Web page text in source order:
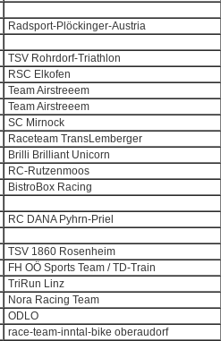
Radsport-Plöckinger-Austria
TSV Rohrdorf-Triathlon
RSC Elkofen
Team Airstreeem
Team Airstreeem
SC Mirnock
Raceteam TransLemberger
Brilli Brilliant Unicorn
RC-Rutzenmoos
BistroBox Racing
RC DANA Pyhrn-Priel
TSV 1860 Rosenheim
FH OÖ Sports Team / TD-Train
TriRun Linz
Nora Racing Team
ODLO
race-team-inntal-bike oberaudorf